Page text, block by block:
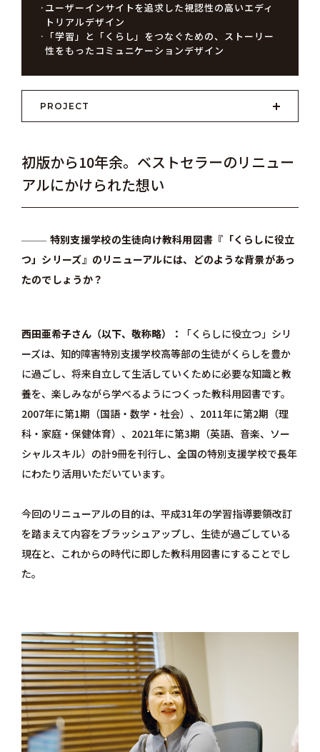
ユーザーインサイトを追求した視認性の高いエディ
トリアルデザイン
「学習」と「くらし」をつなぐための、ストーリー
性をもったコミュニケーションデザイン
PROJECT
初版から10年余。ベストセラーのリニュー
アルにかけられた想い
特別支援学校の生徒向け教科用図書『「くらしに役立
つ」シリーズ』のリニューアルには、どのような背景があっ
たのでしょうか？
西田亜希子さん（以下、敬称略）
「くらしに役立つ」シリ
ーズは、知的障害特別支援学校高等部の生徒がくらしを豊か
に過ごし、将来自立して生活していくために必要な知識と教
養を、楽しみながら学べるようにつくった教科用図書です。
2007年に第1期（国語・数学・社会）、2011年に第2期（理
科・家庭・保健体育）、2021年に第3期（英語、音楽、ソー
シャルスキル）の計9冊を刊行し、全国の特別支援学校で長年
にわたり活用いただいています。
今回のリニューアルの目的は、平成31年の学習指導要領改訂
を踏まえて内容をブラッシュアップし、生徒が過ごしている
現在と、これからの時代に即した教科用図書にすることでし
た。